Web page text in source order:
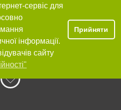
сервіс для
інформації.
сайту
Прийняти